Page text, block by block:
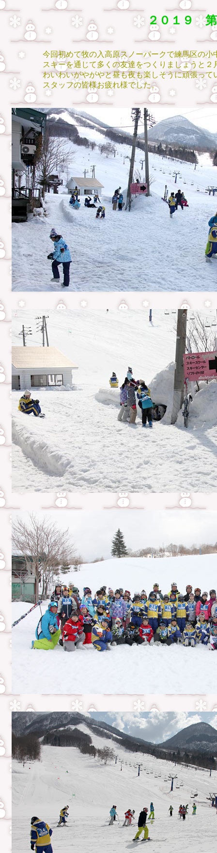
２０１９ 第
今回初めて牧の入高原スノーパークで練馬区の小中
スキーを通じて多くの友達をつくりましょうと２月
わいわいがやがやと昼も夜も楽しそうに頑張って
スタッフの皆様お疲れ様でした。